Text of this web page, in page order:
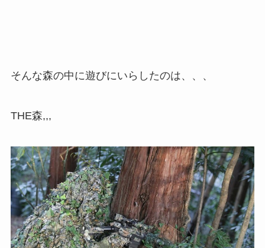
そんな森の中に遊びにいらしたのは、、、
THE森,,,